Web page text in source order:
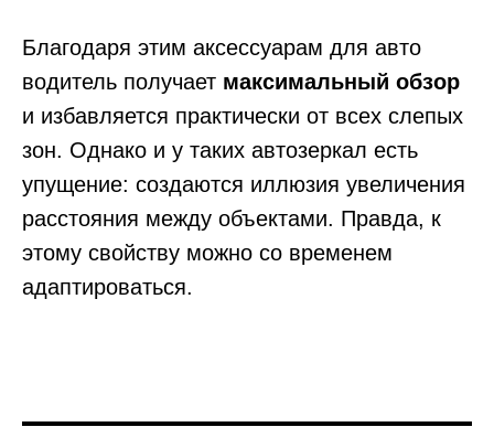
Благодаря этим аксессуарам для авто
водитель получает максимальный обзор
и избавляется практически от всех слепых
зон. Однако и у таких автозеркал есть
упущение: создаются иллюзия увеличения
расстояния между объектами. Правда, к
этому свойству можно со временем
адаптироваться.